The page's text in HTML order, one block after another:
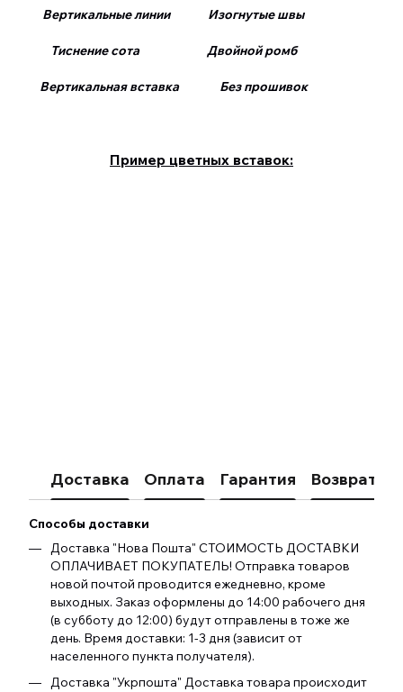
Вертикальные линии Изогнутые швы
Тиснение сота Двойной ромб
Вертикальная вставка Без прошивок
Пример цветных вставок:
Доставка Оплата Гарантия Возврат
Способы доставки
Доставка "Нова Пошта" СТОИМОСТЬ ДОСТАВКИ
ОПЛАЧИВАЕТ ПОКУПАТЕЛЬ! Отправка товаров
новой почтой проводится ежедневно, кроме
выходных. Заказ оформлены до 14:00 рабочего дня
(в субботу до 12:00) будут отправлены в тоже же
день. Время доставки: 1-3 дня (зависит от
населенного пункта получателя).
Доставка "Укрпошта" Доставка товара происходит